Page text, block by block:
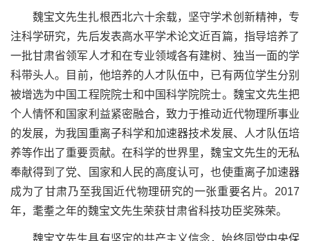
魏宝文先生扎根西北六十余载，坚守学术创新精神，专
注科学研究，先后发表高水平学术论文近百篇，指导培养了
一批甘肃省领军人才和在专业领域各有建树、独当一面的学
科带头人。 目前，他培养的人才队伍中，已有两位学生分别
被增选为中国工程院院士和中国科学院院士。魏宝文先生把
个人情怀和国家利益紧密融合，致力于推动近代物理所事业
的发展，为我国重离子科学和加速器技术发展、人才队伍培
养等作出了重要贡献。在科学的世界里，魏宝文先生的无私
奉献得到了党、国家和人民的高度认可，也使重离子加速器
成为了甘肃乃至我国近代物理研究的一张重要名片。 2017
年，耄耋之年的魏宝文先生荣获甘肃省科技功臣奖殊荣。
魏宝文先生具有坚定的共产主义信念，始终同党中央保